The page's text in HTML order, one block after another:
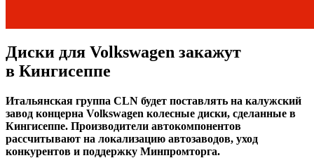
Диски для Volkswagen закажут
в Кингисеппе
Итальянская группа CLN будет поставлять на калужский
завод концерна Volkswagen колесные диски, сделанные в
Кингисеппе. Производители автокомпонентов
рассчитывают на локализацию автозаводов, уход
конкурентов и поддержку Минпромторга.